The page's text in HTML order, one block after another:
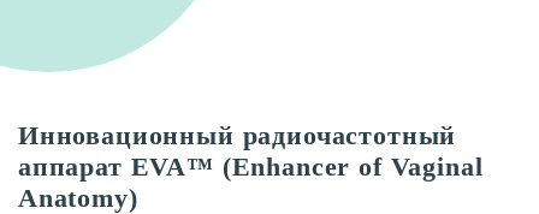
Инновационный радиочастотный
аппарат EVA™ (Enhancer of Vaginal
Anatomy)